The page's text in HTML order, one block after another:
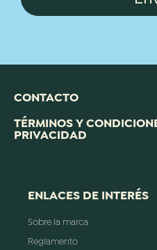
CONTACTO
TÉRMINOS Y
PRIVACIDAD
ENLACES DE INTERÉS
Sobre la marca
Reglamento